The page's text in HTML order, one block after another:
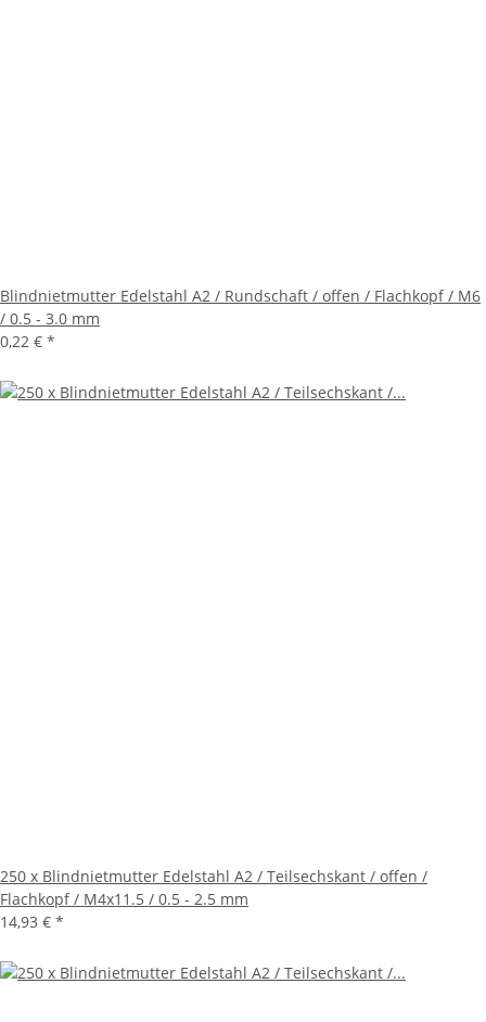
Blindnietmutter Edelstahl A2 / Rundschaft / offen / Flachkopf / M6
/ 0.5 - 3.0 mm
0,22 € *
250 x Blindnietmutter Edelstahl A2 / Teilsechskant / offen /
Flachkopf / M4x11.5 / 0.5 - 2.5 mm
14,93 € *